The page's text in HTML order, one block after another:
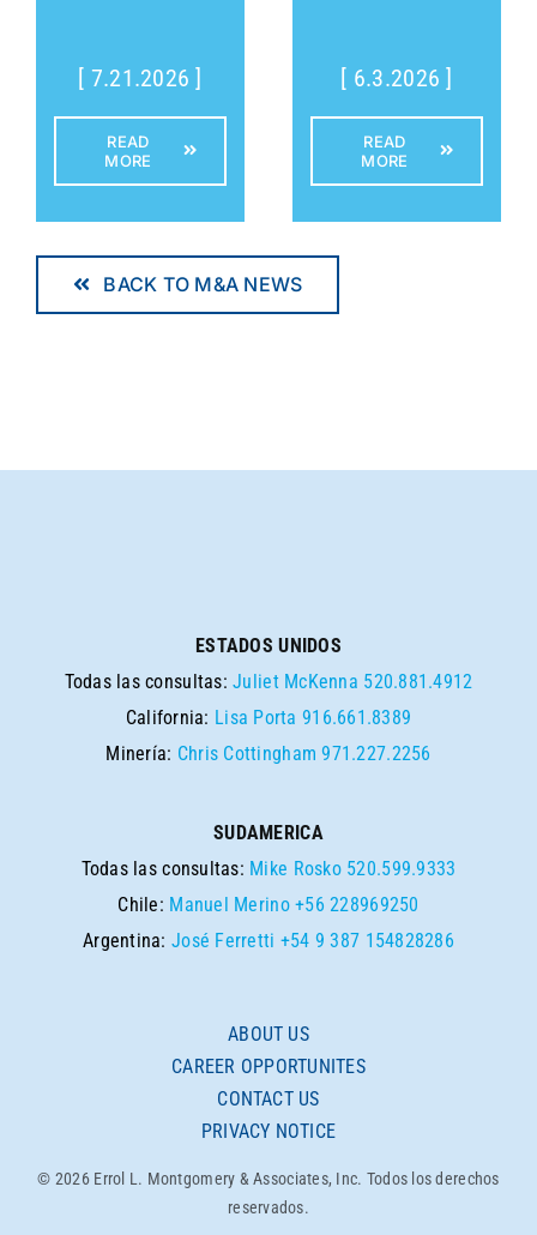
[ 7.21.2026 ]
READ
MORE
[ 6.3.2026 ]
READ
MORE
BACK TO M&A NEWS
ESTADOS UNIDOS
Todas las consultas:Juliet McKenna 520.881.4912
California: Lisa Porta 916.661.8389
Minería: Chris Cottingham 971.227.2256
SUDAMERICA
Todas las consultas: Mike Rosko 520.599.9333
Chile: Manuel Merino +56 228969250
Argentina:José Ferretti +54 9 387 154828286
ABOUT US
CAREER OPPORTUNITES
CONTACT US
PRIVACY NOTICE
© 2026 Errol L. Montgomery & Associates, Inc. Todos los derechos
reservados.